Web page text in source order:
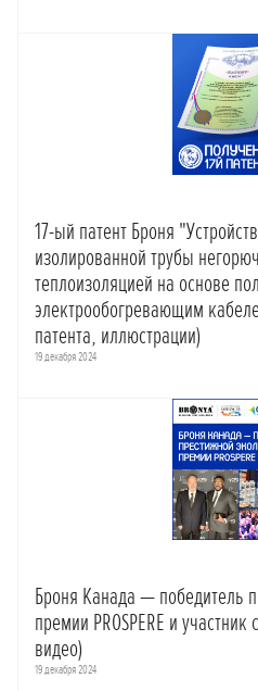
17-ый патент Броня
изолированной трубы
теплоизоляцией на основе
электрообогревающим
патента, иллюстрации)
19 декабря 2024
Броня Канада — победитель
премии PROSPERE и
видео)
19 декабря 2024